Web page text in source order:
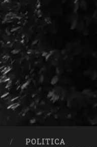
POLITICA